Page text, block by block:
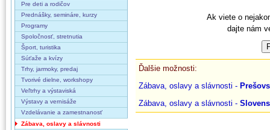
Pre deti a rodičov
Prednášky, semináre, kurzy
Programy
Spoločnosť, stretnutia
Šport, turistika
Súťaže a kvízy
Trhy, jarmoky, predaj
Tvorivé dielne, workshopy
Veľtrhy a výstaviská
Výstavy a vernisáže
Vzdelávanie a zamestnanosť
Zábava, oslavy a slávnosti
Ak viete o
dajte nám
Ďalšie možnosti:
Zábava, oslavy a slávnosti -
Zábava, oslavy a slávnosti -